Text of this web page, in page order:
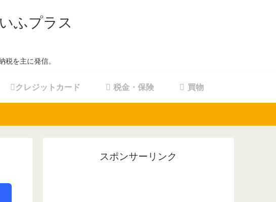
ふプラス
税を主に発信。
クレジットカード 税金・保険 買物
スポンサーリンク